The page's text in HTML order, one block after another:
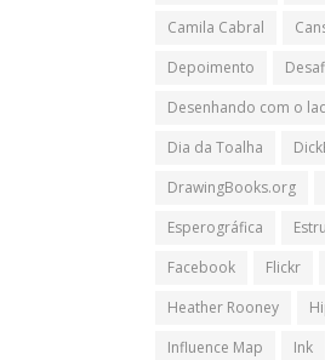
Camila Cabral
Depoimento
Desenhando com o
Dia da Toalha
DrawingBooks.org
Esperográfica
Facebook
Flickr
Heather Rooney
Influence Map
Ink